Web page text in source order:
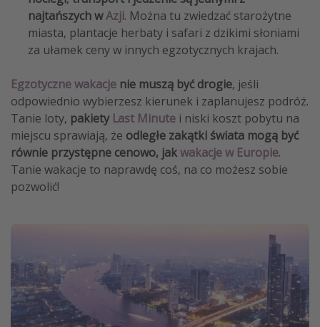
najtańszych wAzji. Można tu zwiedzać starożytne
miasta, plantacje herbaty i safari z dzikimi słoniami
za ułamek ceny w innych egzotycznych krajach.
Egzotyczne wakacje nie muszą być drogie, jeśli
odpowiednio wybierzesz kierunek i zaplanujesz podróż.
Tanie loty, pakiety Last Minute i niski koszt pobytu na
miejscu sprawiają, że odległe zakątki świata mogą być
równie przystępne cenowo, jakwakacje w Europie.
Tanie wakacje to naprawdę coś, na co możesz sobie
pozwolić!